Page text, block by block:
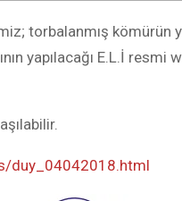
torbalanmış kömürün
yapılacağı E.L.İ
duy_04042018.html